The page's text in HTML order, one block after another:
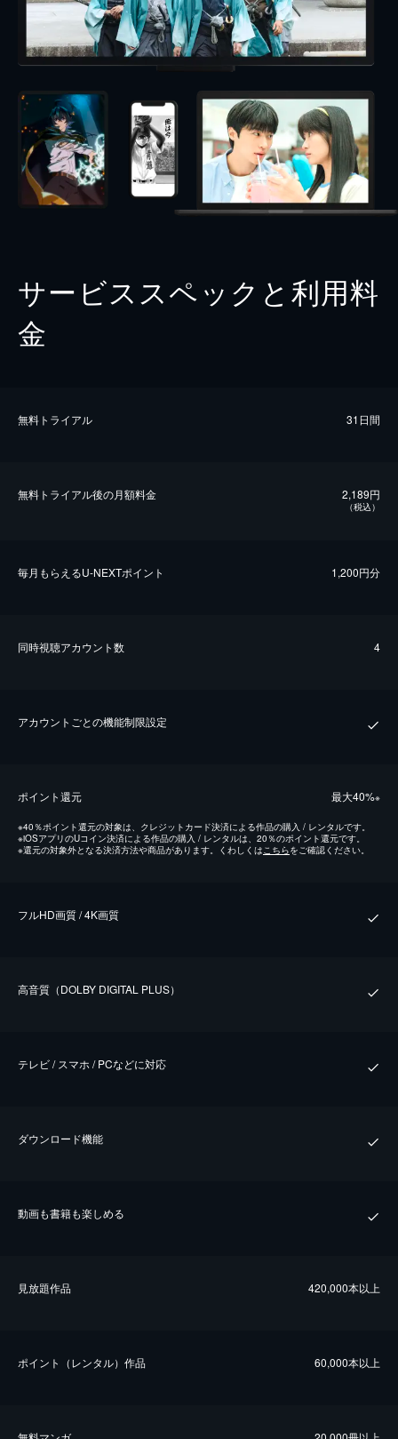
サービススペックと利用料
金
無料トライアル 31日間
無料トライアル後の⽉額料金 2,189円
（税込）
毎⽉もらえるU-NEXTポイント 1,200円分
同時視聴アカウント数 4
アカウントごとの機能制限設定
ポイント還元 最⼤40%※
※40％ポイント還元の対象は、クレジットカード決済による作品の購入 / レンタルです。
※iOSアプリのUコイン決済による作品の購入 / レンタルは、20％のポイント還元です。
※還元の対象外となる決済方法や商品があります。くわしくは こちらをご確認ください。
フルHD画質 / 4K画質
⾼⾳質（DOLBY DIGITAL PLUS）
テレビ / スマホ / PCなどに対応
ダウンロード機能
動画も書籍も楽しめる
⾒放題作品 420,000本以上
ポイント（レンタル）作品 60,000本以上